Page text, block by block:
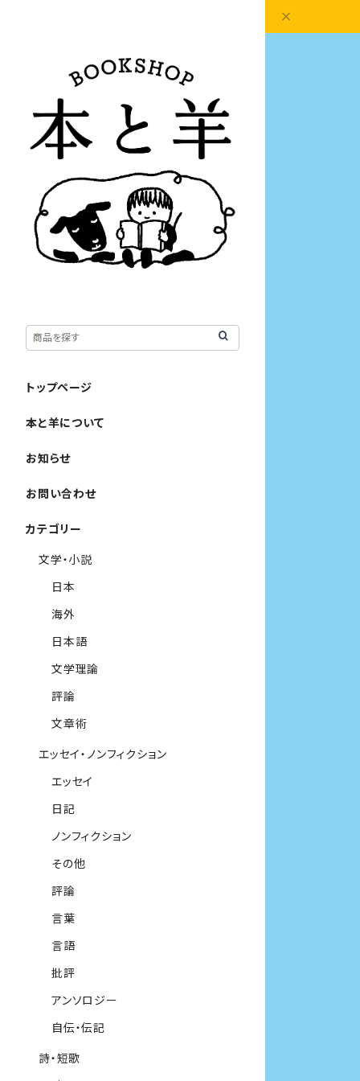
トップページ
本と羊について
お知らせ
お問い合わせ
カテゴリー
文学・小説
日本
海外
日本語
文学理論
評論
文章術
エッセイ・ノンフィクション
エッセイ
日記
ノンフィクション
その他
評論
言葉
言語
批評
アンソロジー
自伝・伝記
詩・短歌